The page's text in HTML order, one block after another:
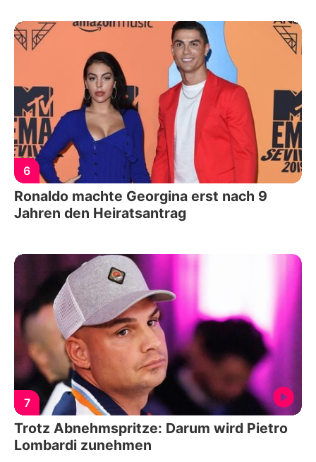
6
Ronaldo machte Georgina erst nach 9
Jahren den Heiratsantrag
7
Trotz Abnehmspritze: Darum wird Pietro
Lombardi zunehmen